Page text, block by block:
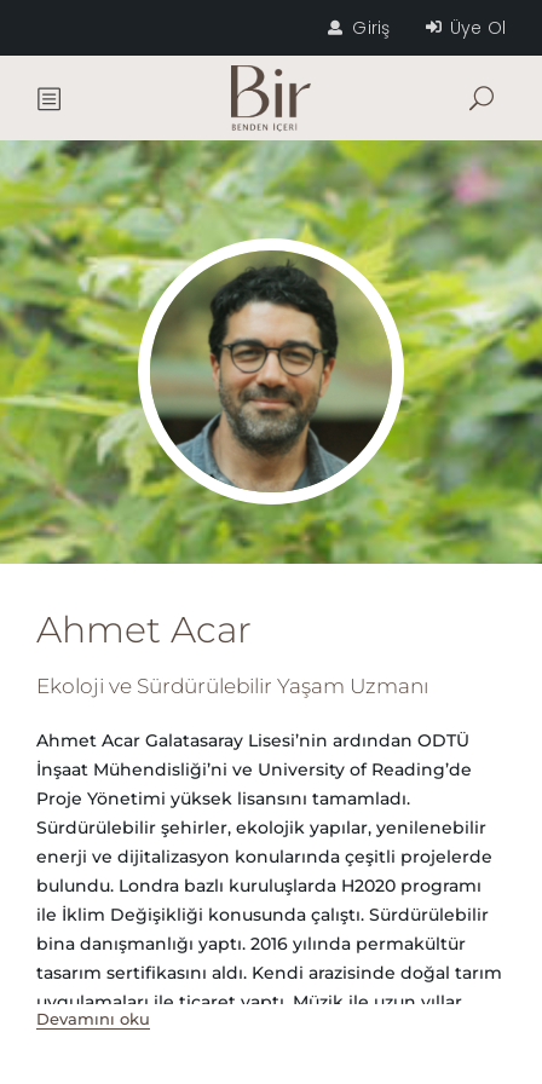
Giriş Üye Ol
Ahmet Acar
Ekoloji ve Sürdürülebilir Yaşam Uzmanı
Ahmet Acar Galatasaray Lisesi’nin ardından ODTÜ
İnşaat Mühendisliği’ni ve University of Reading’de
Proje Yönetimi yüksek lisansını tamamladı.
Sürdürülebilir şehirler, ekolojik yapılar, yenilenebilir
enerji ve dijitalizasyon konularında çeşitli projelerde
bulundu. Londra bazlı kuruluşlarda H2020 programı
ile İklim Değişikliği konusunda çalıştı. Sürdürülebilir
bina danışmanlığı yaptı. 2016 yılında permakültür
tasarım sertifikasını aldı. Kendi arazisinde doğal tarım
uygulamaları ile ticaret yaptı. Müzik ile uzun yıllar
uğraştı, iki ayrı oluşum dahilinde albüm çıkardı. Halen
Devamını oku